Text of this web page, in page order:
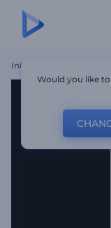
Início
Would you like